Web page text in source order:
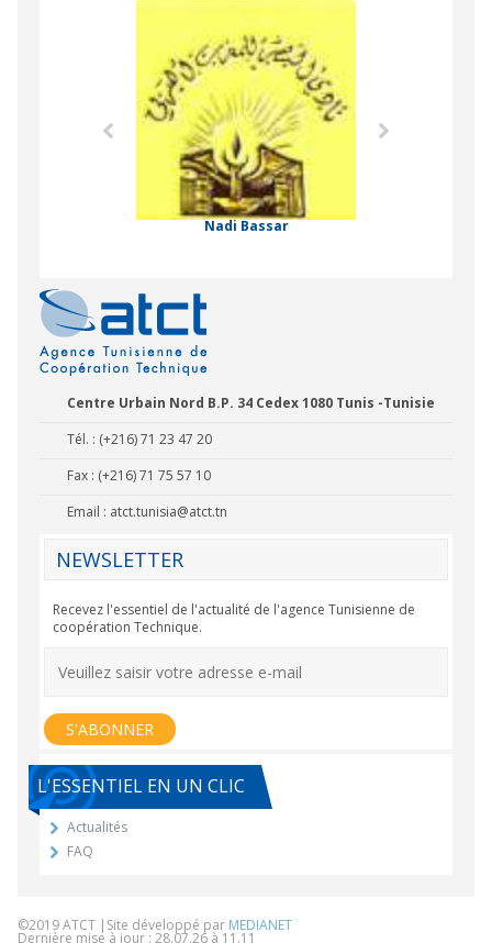
Nadi Bassar
Centre Urbain Nord B.P. 34 Cedex 1080 Tunis -Tunisie
Tél. : (+216) 71 23 47 20
Fax : (+216) 71 75 57 10
Email : atct.tunisia@atct.tn
NEWSLETTER
Recevez l'essentiel de l'actualité de l'agence Tunisienne de
coopération Technique.
L'ESSENTIEL EN UN CLIC
Actualités
FAQ
©2019 ATCT |Site développé par MEDIANET
Dernière mise à jour : 28.07.26 à 11.11